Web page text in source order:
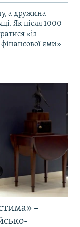
а дружина
Як після 1000
«із
фінансової ями»
–